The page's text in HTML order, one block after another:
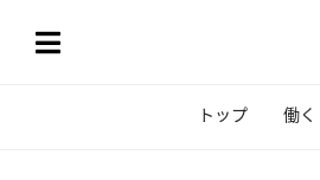
トップ 働く